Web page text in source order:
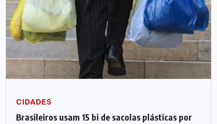
CIDADES
Brasileiros usam 15 bi de sacolas plásticas por